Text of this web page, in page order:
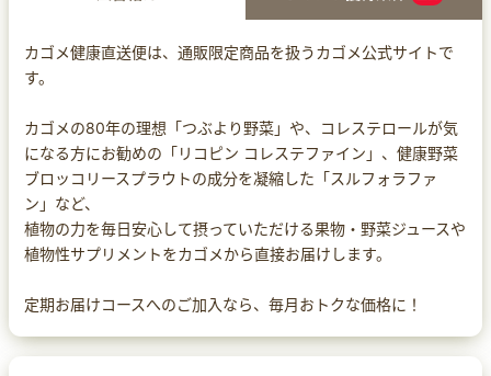
カゴメ健康直送便は、通販限定商品を扱うカゴメ公式サイトで
す。
カゴメの80年の理想「つぶより野菜」や、コレステロールが気
になる方にお勧めの「リコピン コレステファイン」、健康野菜
ブロッコリースプラウトの成分を凝縮した「スルフォラファ
ン」など、
植物の力を毎日安心して摂っていただける果物・野菜ジュースや
植物性サプリメントをカゴメから直接お届けします。
定期お届けコースへのご加入なら、毎月おトクな価格に！